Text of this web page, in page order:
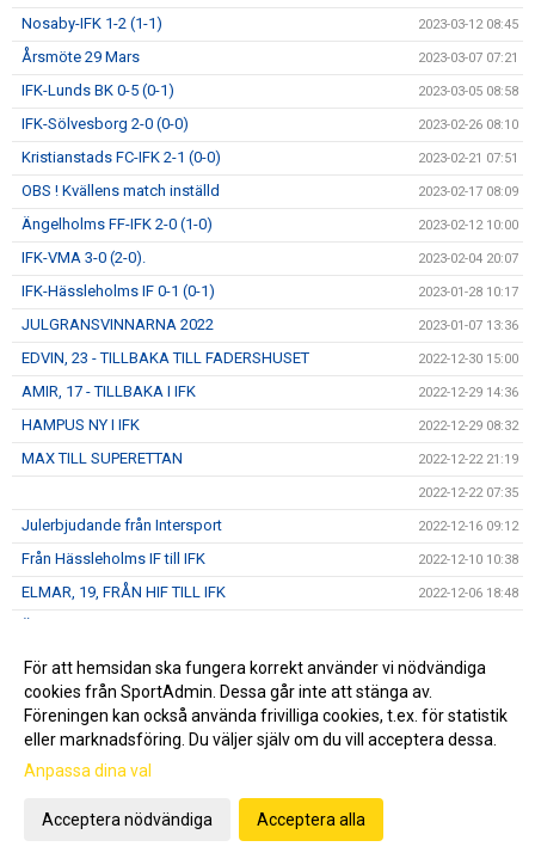
Nosaby-IFK 1-2 (1-1) 2023-03-12 08:45
Årsmöte 29 Mars 2023-03-07 07:21
IFK-Lunds BK 0-5 (0-1) 2023-03-05 08:58
IFK-Sölvesborg 2-0 (0-0) 2023-02-26 08:10
Kristianstads FC-IFK 2-1 (0-0) 2023-02-21 07:51
OBS ! Kvällens match inställd 2023-02-17 08:09
Ängelholms FF-IFK 2-0 (1-0) 2023-02-12 10:00
IFK-VMA 3-0 (2-0). 2023-02-04 20:07
IFK-Hässleholms IF 0-1 (0-1) 2023-01-28 10:17
JULGRANSVINNARNA 2022 2023-01-07 13:36
EDVIN, 23 - TILLBAKA TILL FADERSHUSET 2022-12-30 15:00
AMIR, 17 - TILLBAKA I IFK 2022-12-29 14:36
HAMPUS NY I IFK 2022-12-29 08:32
MAX TILL SUPERETTAN 2022-12-22 21:19
2022-12-22 07:35
Julerbjudande från Intersport 2022-12-16 09:12
Från Hässleholms IF till IFK 2022-12-10 10:38
ELMAR, 19, FRÅN HIF TILL IFK 2022-12-06 18:48
Otroligt ! 4 MATCHER - 4 RÄTT 2022-11-28 08:02
IFK:aren äntligen ute ! 2022-11-24 21:30
Black Week har startat - stöd IFK Hässleholm 2022-11-23 21:33
Akademiträning
För att hemsidan ska fungera korrekt använder vi nödvändiga
cookies från SportAdmin. Dessa går inte att stänga av.
Föreningen kan också använda frivilliga cookies, t.ex. för statistik
eller marknadsföring. Du väljer själv om du vill acceptera dessa.
Anpassa dina val
Acceptera nödvändiga Acceptera alla